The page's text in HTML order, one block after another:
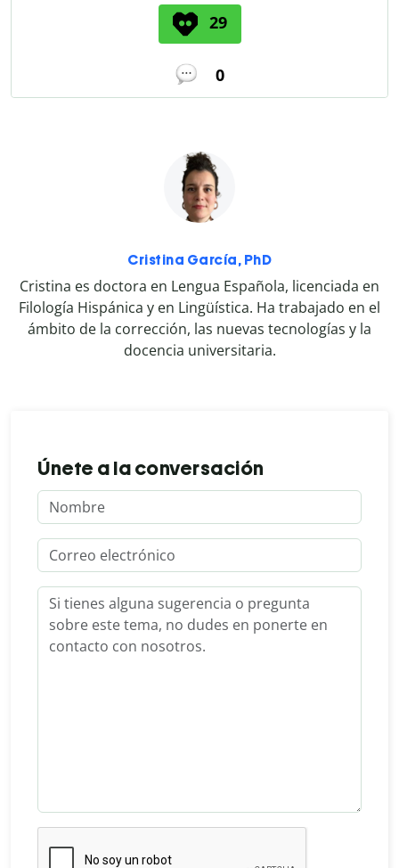
29
0
Cristina García, PhD
Cristina es doctora en Lengua Española, licenciada en
Filología Hispánica y en Lingüística. Ha trabajado en el
ámbito de la corrección, las nuevas tecnologías y la
docencia universitaria.
Únete a la conversación